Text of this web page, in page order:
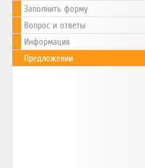
Заполнить форму
Вопрос и ответы
Информация
Предложении